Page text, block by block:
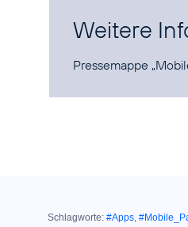
Weitere
Pressemappe
Schlagworte: #Apps,